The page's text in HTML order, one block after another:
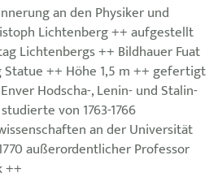
an den Physiker und
Lichtenberg ++ aufgestellt
Lichtenbergs ++ Bildhauer Fuat
++ Höhe 1,5 m ++ gefertigt
Hodscha-, Lenin- und Stalin-
von 1763-1766
an der Universität
außerordentlicher Professor
++